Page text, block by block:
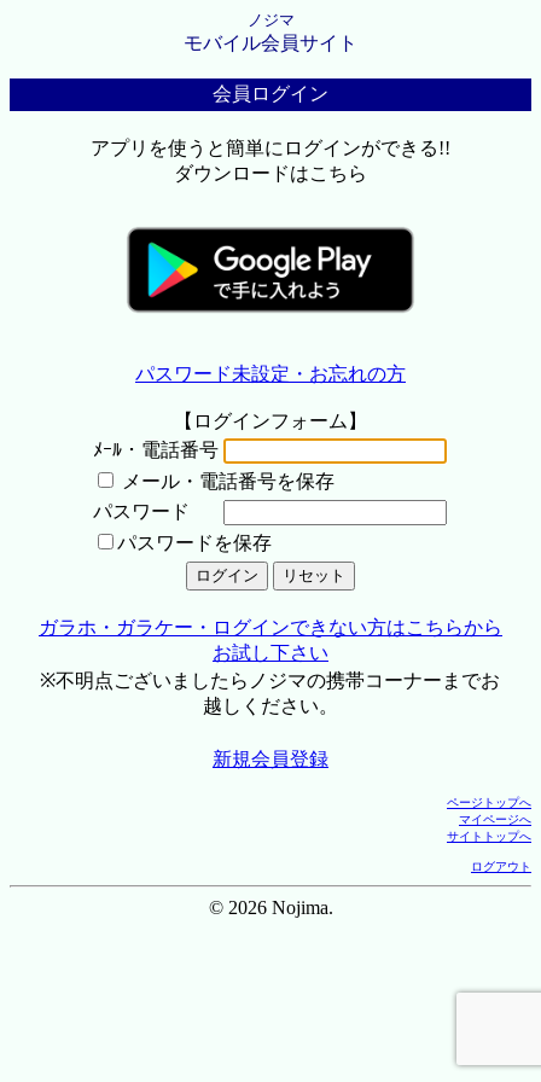
ノジマ
モバイル会員サイト
会員ログイン
アプリを使うと簡単にログインができる!!
ダウンロードはこちら
パスワード未設定・お忘れの方
【ログインフォーム】
ﾒｰﾙ・電話番号
メール・電話番号を保存
パスワード
パスワードを保存
ガラホ・ガラケー・ログインできない方はこちらから
お試し下さい
※不明点ございましたらノジマの携帯コーナーまでお
越しください。
新規会員登録
ページトップへ
マイページへ
サイトトップへ
ログアウト
© 2026 Nojima.